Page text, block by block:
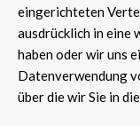
eingerichteten
ausdrücklich in
haben oder wir uns
Datenverwendung
über die wir Sie in